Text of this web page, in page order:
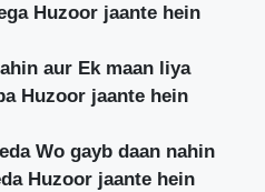
Huzoor jaante hein
aur Ek maan liya
Huzoor jaante hein
Wo gayb daan nahin
Huzoor jaante hein